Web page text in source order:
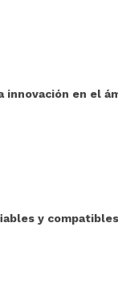
innovación en el
y